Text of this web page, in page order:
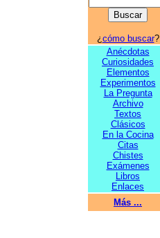
¿ cómo buscar?
Anécdotas
Curiosidades
Elementos
Experimentos
La Pregunta
Archivo
Textos
Clásicos
En la Cocina
Citas
Chistes
Exámenes
Libros
Enlaces
Más ...